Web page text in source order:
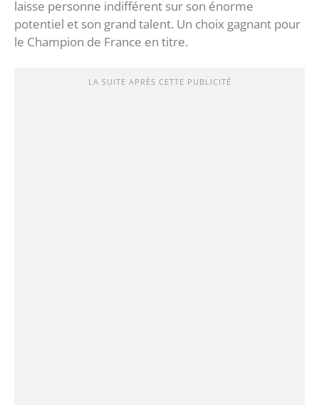
laisse personne indifférent sur son énorme
potentiel et son grand talent. Un choix gagnant pour
le Champion de France en titre.
LA SUITE APRÈS CETTE PUBLICITÉ